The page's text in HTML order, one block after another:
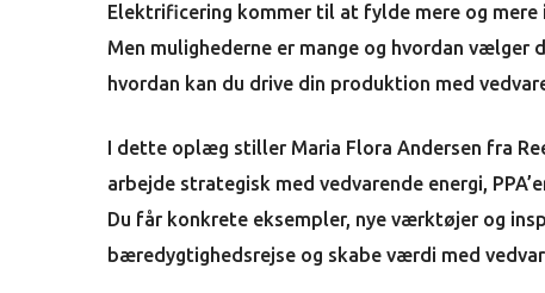
Elektrificering kommer til at fylde mere og mere
Men mulighederne er mange og hvordan vælger
hvordan kan du drive din produktion med
I dette oplæg stiller Maria Flora Andersen fra
arbejde strategisk med vedvarende energi,
Du får konkrete eksempler, nye værktøjer og
bæredygtighedsrejse og skabe værdi med